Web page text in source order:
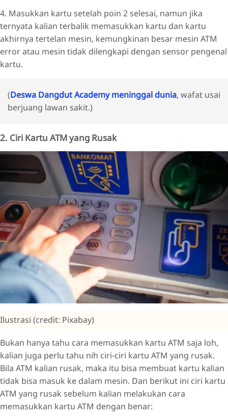
4. Masukkan kartu setelah poin 2 selesai, namun jika
ternyata kalian terbalik memasukkan kartu dan kartu
akhirnya tertelan mesin, kemungkinan besar mesin ATM
error atau mesin tidak dilengkapi dengan sensor pengenal
kartu.
(Deswa Dangdut Academy meninggal dunia, wafat usai
berjuang lawan sakit.)
2. Ciri Kartu ATM yang Rusak
Ilustrasi (credit: Pixabay)
Bukan hanya tahu cara memasukkan kartu ATM saja loh,
kalian juga perlu tahu nih ciri-ciri kartu ATM yang rusak.
Bila ATM kalian rusak, maka itu bisa membuat kartu kalian
tidak bisa masuk ke dalam mesin. Dan berikut ini ciri kartu
ATM yang rusak sebelum kalian melakukan cara
memasukkan kartu ATM dengan benar: